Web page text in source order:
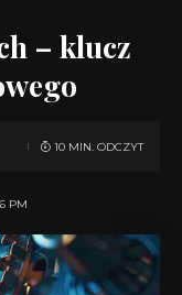
– klucz
PM
10 MIN. ODCZYT